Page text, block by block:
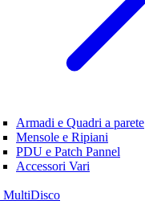
Armadi e Quadri a parete
Mensole e Ripiani
PDU e Patch Pannel
Accessori Vari
MultiDisco